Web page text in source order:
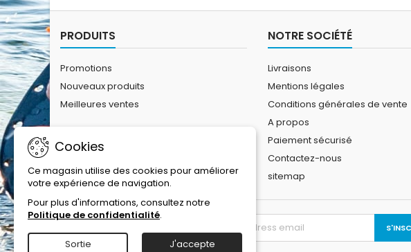
PRODUITS
Promotions
Nouveaux produits
Meilleures ventes
NOTRE SOCIÉTÉ
Livraisons
Mentions légales
Conditions générales de vente
A propos
Paiement sécurisé
Contactez-nous
sitemap
Cookies
Ce magasin utilise des cookies pour améliorer
votre expérience de navigation.
Pour plus d'informations, consultez notre
Politique de confidentialité.
Sortie J'accepte